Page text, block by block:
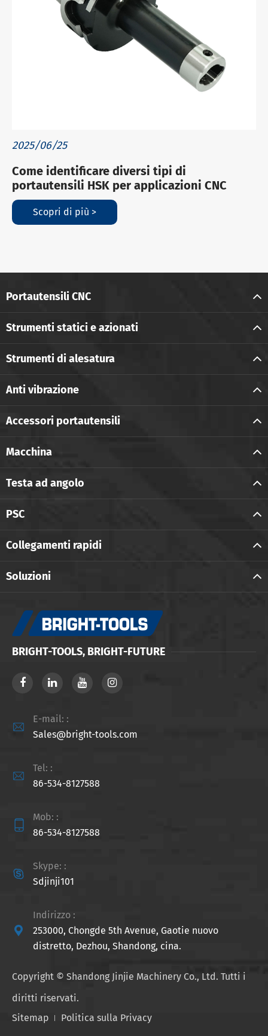
2025/06/25
Come identificare diversi tipi di
portautensili HSK per applicazioni CNC
Scopri di più >
Portautensili CNC
Strumenti statici e azionati
Strumenti di alesatura
Anti vibrazione
Accessori portautensili
Macchina
Testa ad angolo
PSC
Collegamenti rapidi
Soluzioni
BRIGHT-TOOLS, BRIGHT-FUTURE

E-mail: :
Sales@bright-tools.com

Tel: :
86-534-8127588

Mob: :
86-534-8127588

Skype: :
Sdjinji101

Indirizzo :
253000, Chongde 5th Avenue, Gaotie nuovo
distretto, Dezhou, Shandong, cina.
Copyright © Shandong Jinjie Machinery Co., Ltd. Tutti i
diritti riservati.
Sitemap
Politica sulla Privacy